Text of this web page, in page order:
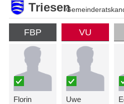
Triesen
FBP
Florin
VU
Uwe